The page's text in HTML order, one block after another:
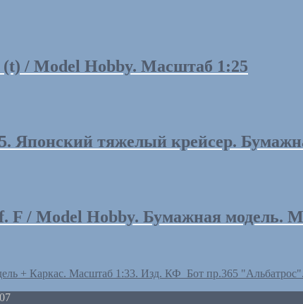
(t) / Model Hobby. Масштаб 1:25
Японский тяжелый крейсер.
F / Model Hobby. Бумажная модель.
+ Каркас. Масштаб 1:33. Изд. КФ Бот пр.365